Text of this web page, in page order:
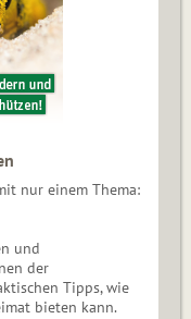
nur einem Thema:
und
der
Tipps, wie
bieten kann.